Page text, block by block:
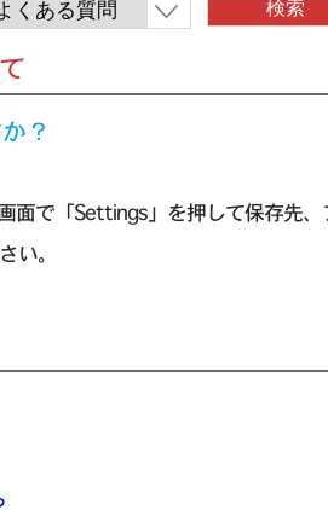
？
面で「Settings」を押して保存先、
い。